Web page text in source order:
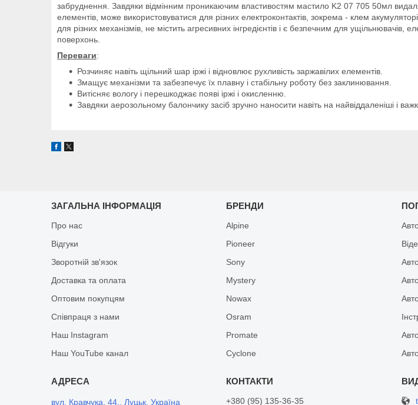
забруднення. Завдяки відмінним проникаючим властивостям мастило K2 07 705 50мл
елементів, може використовуватися для різних електроконтактів, зокрема - клем
для різних механізмів, не містить агресивних інгредієнтів і є безпечним для
поверхонь.
Переваги:
Розчиняє навіть щільний шар іржі і відновлює рухливість заржавілих елементів.
Змащує механізми та забезпечує їх плавну і стабільну роботу без заклинювання.
Витісняє вологу і перешкоджає появі іржі і окисленню.
Завдяки аерозольному балончику засіб зручно наносити навіть на найвіддаленіші і
ЗАГАЛЬНА ІНФОРМАЦІЯ
Про нас
Відгуки
Зворотній зв'язок
Доставка та оплата
Оптовим покупцям
Співпраця з нами
Наш Instagram
Наш YouTube канал
БРЕНДИ
Alpine
Pioneer
Sony
Mystery
Nowax
Osram
Promate
Cyclone
вул. Кравчука, 44., Луцьк, Україна +380 (95) 135-36-35